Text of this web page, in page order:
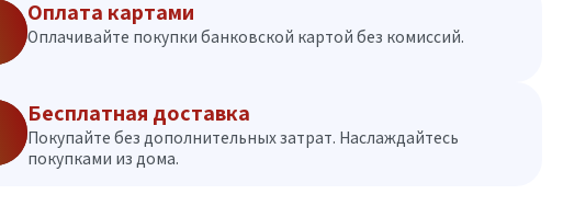
Оплата картами
Оплачивайте покупки банковской картой без комиссий.
Бесплатная доставка
Покупайте без дополнительных затрат. Наслаждайтесь
покупками из дома.